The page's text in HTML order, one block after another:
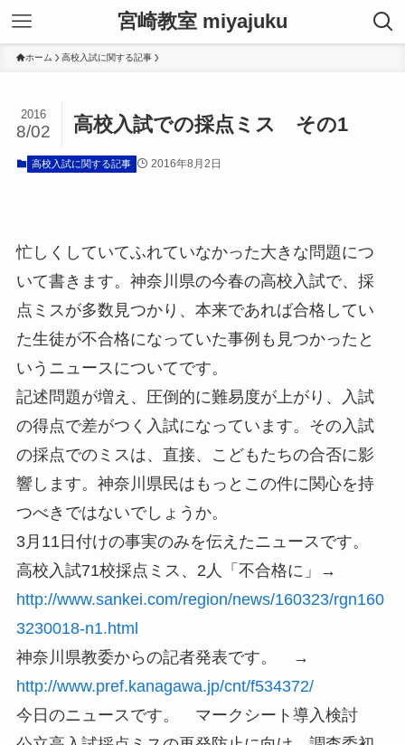
宮崎教室 miyajuku
ホーム 高校入試に関する記事
高校入試での採点ミス その1
2016
8/02
高校入試に関する記事 2016年8月2日
忙しくしていてふれていなかった大きな問題につ
いて書きます。神奈川県の今春の高校入試で、採
点ミスが多数見つかり、本来であれば合格してい
た生徒が不合格になっていた事例も見つかったと
いうニュースについてです。
記述問題が増え、圧倒的に難易度が上がり、入試
の得点で差がつく入試になっています。その入試
の採点でのミスは、直接、こどもたちの合否に影
響します。神奈川県民はもっとこの件に関心を持
つべきではないでしょうか。
3月11日付けの事実のみを伝えたニュースです。
高校入試71校採点ミス、2人「不合格に」→
http://www.sankei.com/region/news/160323/rgn160
3230018-n1.html
神奈川県教委からの記者発表です。 →
http://www.pref.kanagawa.jp/cnt/f534372/
今日のニュースです。 マークシート導入検討